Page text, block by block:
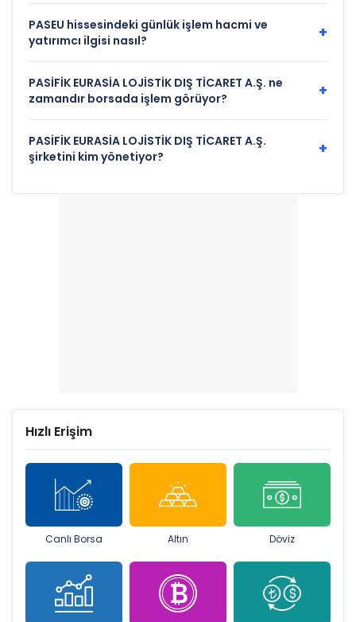
PASEU hissesindeki günlük işlem hacmi ve
yatırımcı ilgisi nasıl?
+
PASİFİK EURASİA LOJİSTİK DIŞ TİCARET A.Ş. ne
zamandır borsada işlem görüyor?
+
PASİFİK EURASİA LOJİSTİK DIŞ TİCARET A.Ş.
şirketini kim yönetiyor?
+
Hızlı Erişim
Canlı Borsa Altın Döviz